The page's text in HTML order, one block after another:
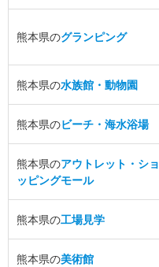
熊本県のグランピング
熊本県の水族館・動物園
熊本県のビーチ・海水浴場
熊本県のアウトレット・ショ
ッピングモール
熊本県の工場見学
熊本県の美術館